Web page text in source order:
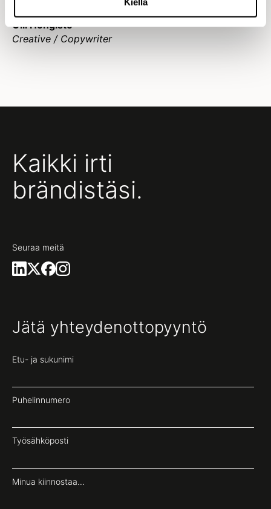
Olli Hongisto
Creative / Copywriter
Kaikki irti
brändistäsi.
Seuraa meitä
Jätä yhteydenottopyyntö
Etu- ja sukunimi
Puhelinnumero
Työsähköposti
Minua kiinnostaa...